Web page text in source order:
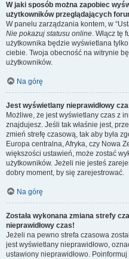
W jaki sposób można zapobiec
użytkowników przeglądających
W panelu zarządzania kontem, w
Nie pokazuj statusu online. Włącz tę
użytkownika będzie wyświetlana
ciebie. Twoja obecność na witrynie
użytkowników.
Na górę
Jest wyświetlany nieprawidłowy
Możliwe, że jest wyświetlany czas z
znajdujesz. Jeśli tak właśnie jest,
zmień strefę czasową, tak aby była
Europa centralna, Afryka, czy Nowa
większości ustawień, może zostać
użytkowników. Jeżeli nie jesteś
dobry moment, by się zarejestrować.
Na górę
Została wykonana zmiana strefy
nieprawidłowy czas!
Jeżeli na pewno strefa czasowa
jest wyświetlany nieprawidłowo,
ustawiony nieprawidłowo.